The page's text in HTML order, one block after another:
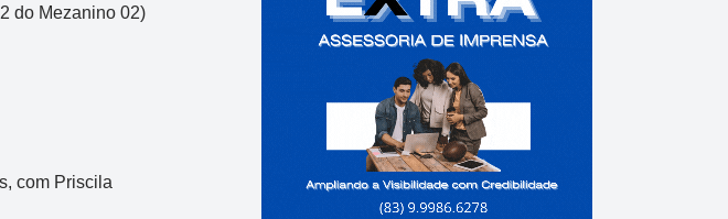
do Mezanino 02)
com Priscila